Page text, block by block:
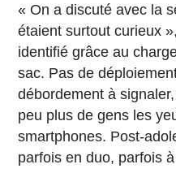
« On a discuté avec la
étaient surtout curieux
identifié grâce au
sac. Pas de
débordement à
peu plus de gens les
smartphones. Post-
parfois en duo, parfois